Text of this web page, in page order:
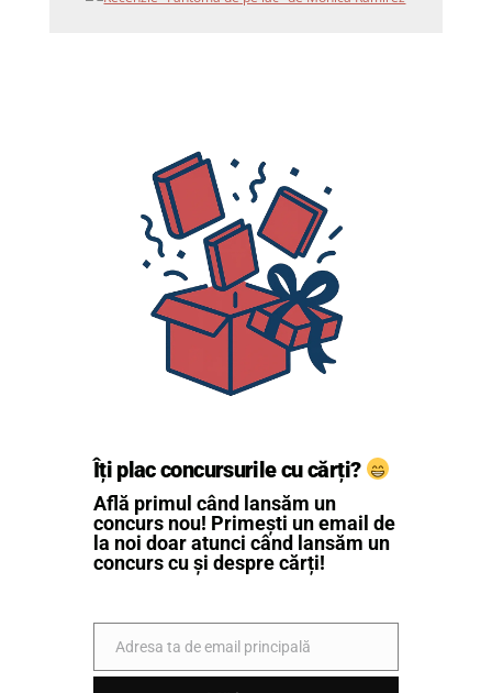
Îți plac concursurile cu cărți?
Află primul când lansăm un
concurs nou! Primești un email de
la noi doar atunci când lansăm un
concurs cu și despre cărți!
Email
Adresa ta de email principală